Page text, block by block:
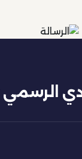
الرسمي